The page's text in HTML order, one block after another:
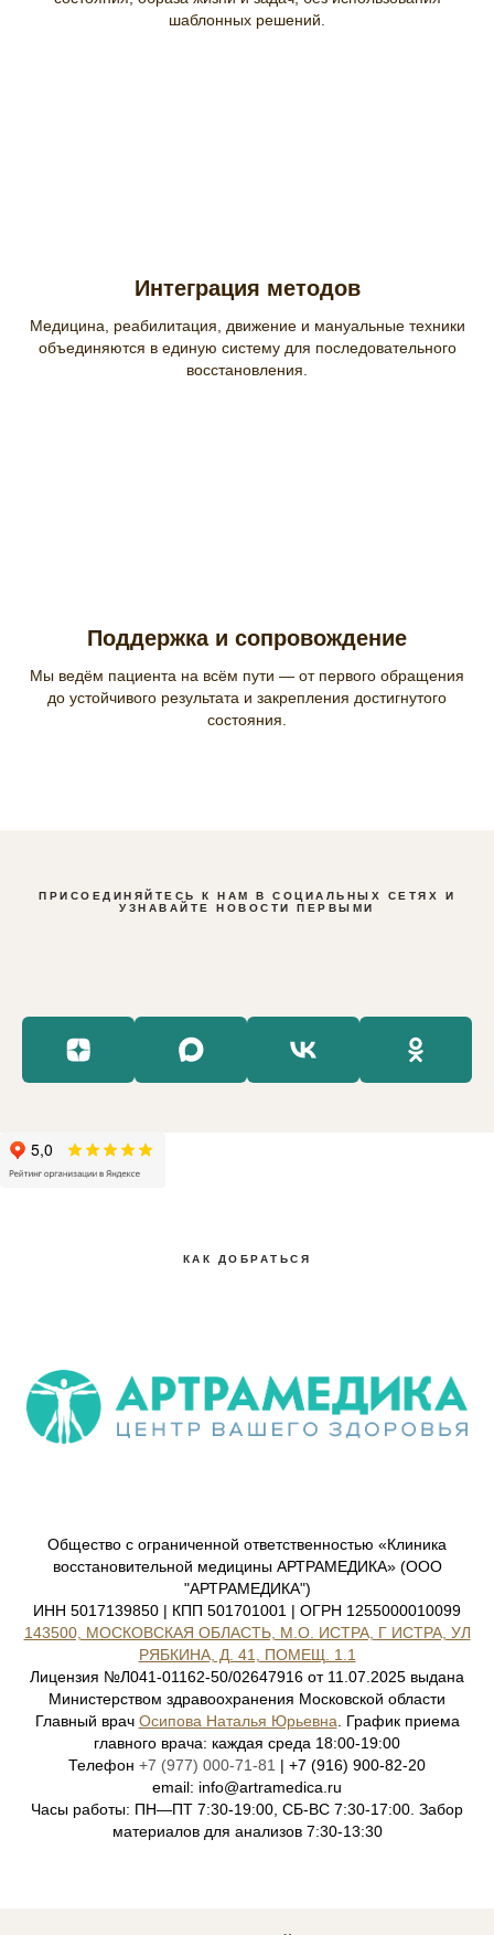
шаблонных решений.
Интеграция методов
Медицина, реабилитация, движение и мануальные техники
объединяются в единую систему для последовательного
восстановления.
Поддержка и сопровождение
Мы ведём пациента на всём пути — от первого обращения
до устойчивого результата и закрепления достигнутого
состояния.
ПРИСОЕДИНЯЙТЕСЬ К НАМ В СОЦИАЛЬНЫХ СЕТЯХ И
УЗНАВАЙТЕ НОВОСТИ ПЕРВЫМИ
КАК ДОБРАТЬСЯ
Общество с ограниченной ответственностью «Клиника
восстановительной медицины АРТРАМЕДИКА» (ООО
"АРТРАМЕДИКА")
ИНН 5017139850 | КПП 501701001 | ОГРН 1255000010099
143500, МОСКОВСКАЯ ОБЛАСТЬ, М.О. ИСТРА, Г ИСТРА, УЛ
РЯБКИНА, Д. 41, ПОМЕЩ. 1.1
Лицензия №Л041-01162-50/02647916 от 11.07.2025 выдана
Министерством здравоохранения Московской области
Главный врач Осипова Наталья Юрьевна . График приема
главного врача: каждая среда 18:00-19:00
Телефон +7 (977) 000-71-81 | +7 (916) 900-82-20
email: info@artramedica.ru
Часы работы: ПН—ПТ 7:30-19:00, СБ-ВС 7:30-17:00. Забор
материалов для анализов 7:30-13:30